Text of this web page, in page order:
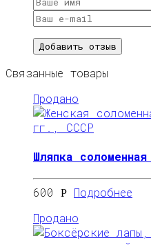
Связанные товары
Продано
Шляпка
600 Р
Подробнее
Продано